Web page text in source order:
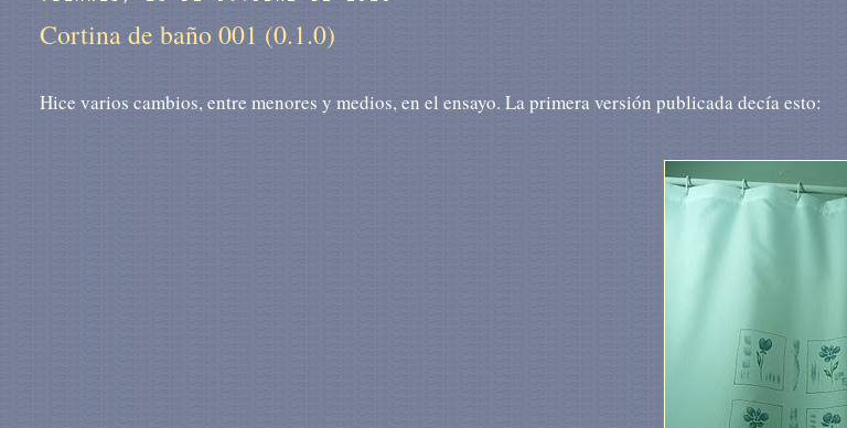
Cortina de baño 001 (0.1.0)
Hice varios cambios, entre menores y medios, en el ensayo. La primera versión publicada decía esto: